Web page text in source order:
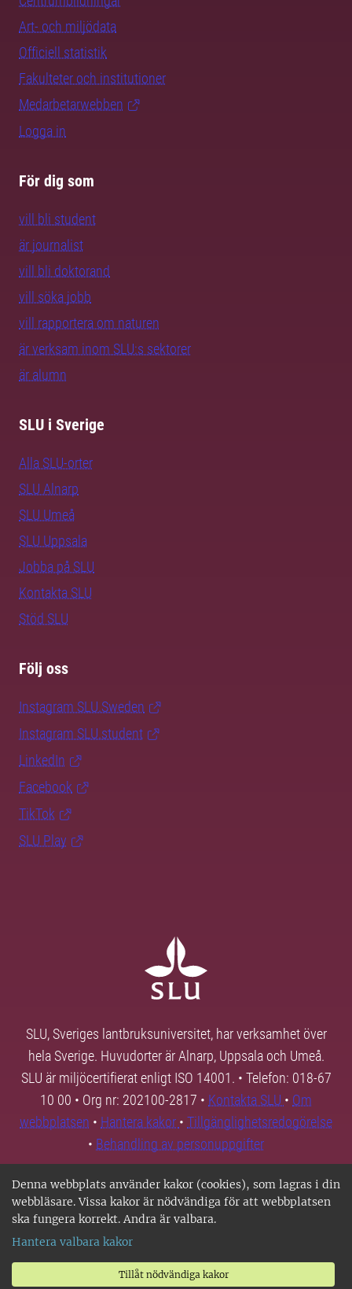
Denna webbplats använder kakor (cookies), som lagras i din
webbläsare. Vissa kakor är nödvändiga för att webbplatsen
ska fungera korrekt. Andra är valbara.
Hantera valbara kakor
Tillåt nödvändiga kakor
Art- och miljödata
Officiell statistik
Fakulteter och institutioner
Medarbetarwebben
Logga in
För dig som
vill bli student
är journalist
vill bli doktorand
vill söka jobb
vill rapportera om naturen
är verksam inom SLU:s sektorer
är alumn
SLU i Sverige
Alla SLU-orter
SLU Alnarp
SLU Umeå
SLU Uppsala
Jobba på SLU
Kontakta SLU
Stöd SLU
Följ oss
Instagram SLU.Sweden
Instagram SLU.student
LinkedIn
Facebook
TikTok
SLU Play
SLU, Sveriges lantbruksuniversitet, har verksamhet över
hela Sverige. Huvudorter är Alnarp, Uppsala och Umeå.
SLU är miljöcertifierat enligt ISO 14001. • Telefon: 018-67
10 00 • Org nr: 202100-2817 • Kontakta SLU • Om
webbplatsen • Hantera kakor • Tillgänglighetsredogörelse
• Behandling av personuppgifter